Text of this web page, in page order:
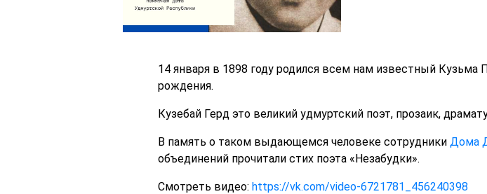
14 января в 1898 году родился всем нам известный Кузьма
рождения.
Кузебай Герд это великий удмуртский поэт, прозаик,
В память о таком выдающемся человеке сотрудники Дома
объединений прочитали стих поэта «Незабудки».
Смотреть видео: https://vk.com/video-6721781_456240398